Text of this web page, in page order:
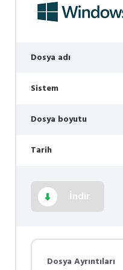
Dosya adı
Sistem
Dosya boyutu
Tarih
İndir
Dosya Ayrıntıları